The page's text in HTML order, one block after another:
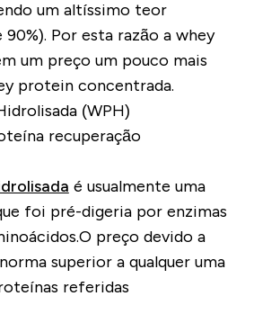
um altíssimo teor
Por esta razão a whey
um preço um pouco mais
protein concentrada.
(WPH)
é usualmente uma
foi pré-digeria por enzimas
preço devido a
superior a qualquer uma
referidas